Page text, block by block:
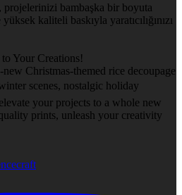
projelerinizi bambaşka bir boyuta
kaliteli baskıyla yaratıcılığınızı
Your Creations!
Christmas-themed rice decoupage
scenes, nostalgic holiday
your projects to a whole new
prints, unleash your creativity